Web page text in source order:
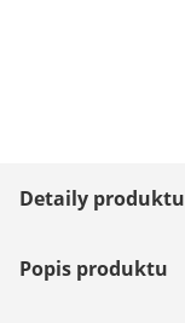
Detaily produktu
Popis produktu